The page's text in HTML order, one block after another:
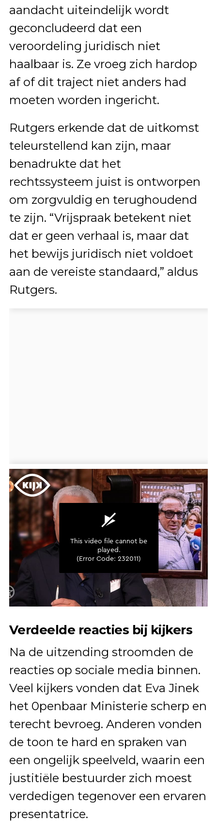
aandacht uiteindelijk wordt
geconcludeerd dat een
veroordeling juridisch niet
haalbaar is. Ze vroeg zich hardop
af of dit traject niet anders had
moeten worden ingericht.
Rutgers erkende dat de uitkomst
teleurstellend kan zijn, maar
benadrukte dat het
rechtssysteem juist is ontworpen
om zorgvuldig en terughoudend
te zijn. “Vrijspraak betekent niet
dat er geen verhaal is, maar dat
het bewijs juridisch niet voldoet
aan de vereiste standaard,” aldus
Rutgers.
Verdeelde reacties bij kijkers
Na de uitzending stroomden de
reacties op sociale media binnen.
Veel kijkers vonden dat Eva Jinek
het 0penbaar Ministerie scherp en
terecht bevroeg. Anderen vonden
de toon te hard en spraken van
een ongelijk speelveld, waarin een
justitiële bestuurder zich moest
verdedigen tegenover een ervaren
presentatrice.